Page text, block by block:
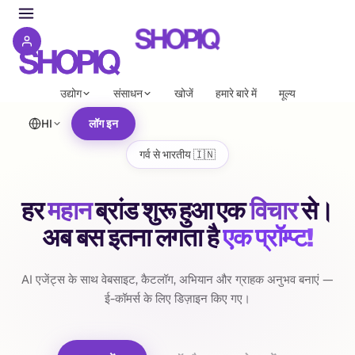
उद्योग संसाधन खोजें हमारे बारे में मूल्य
HI लॉग इन
गर्व से भारतीय 🇮🇳
ShopIQ | First Agentic
हरमहानब्रांडशुरूहुआएकविचारसे।
अब बस इतना लगता हैएक प्रॉम्प्ट!
AI एजेंट्स के साथ वेबसाइट, कैटलॉग, अभियान और ग्राहक अनुभव बनाएं —
ई-कॉमर्स के लिए डिज़ाइन किए गए।